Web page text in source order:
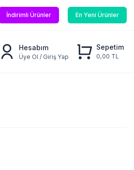
İndirimli Ürünler En Yeni Ürünler
Hesabım
Üye Ol / Giriş Yap
Sepetim
0,00 TL